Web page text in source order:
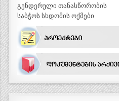
გენდერული თანასწორობის
საბჭოს სხდომის ოქმები